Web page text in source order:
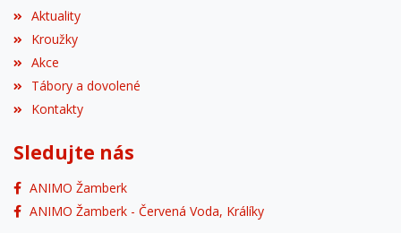
Aktuality
Kroužky
Akce
Tábory a dovolené
Kontakty
Sledujte nás
ANIMO Žamberk
ANIMO Žamberk - Červená Voda, Králíky